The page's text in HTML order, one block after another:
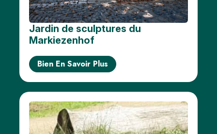
Jardin de sculptures du
Markiezenhof
Bien En Savoir Plus